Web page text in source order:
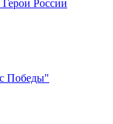
России
Победы"